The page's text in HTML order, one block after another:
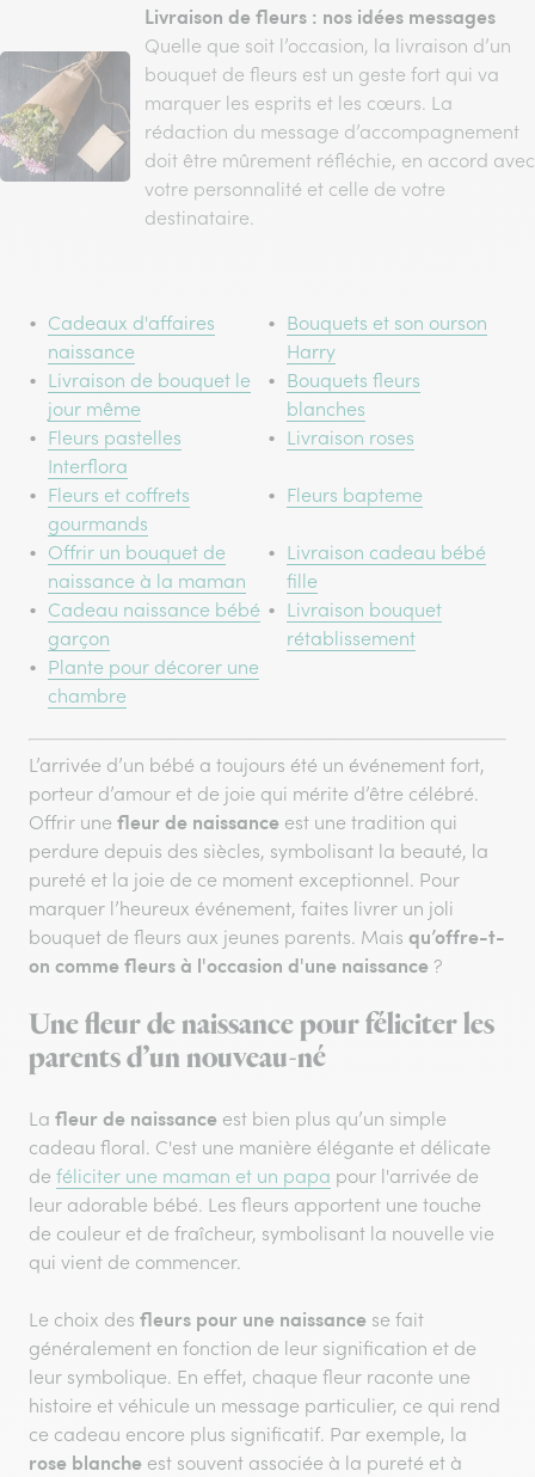
Livraison de fleurs : nos idées messages
Quelle que soit l’occasion, la livraison d’un
bouquet de fleurs est un geste fort qui va
marquer les esprits et les cœurs. La
rédaction du message d’accompagnement
doit être mûrement réfléchie, en accord avec
votre personnalité et celle de votre
destinataire.
Cadeaux d'affaires
naissance
Bouquets et son ourson
Harry
Livraison de bouquet le
jour même
Bouquets fleurs
blanches
Fleurs pastelles
Interflora
Livraison roses
Fleurs et coffrets
gourmands
Fleurs bapteme
Offrir un bouquet de
naissance à la maman
Livraison cadeau bébé
fille
Cadeau naissance bébé
garçon
Livraison bouquet
rétablissement
Plante pour décorer une
chambre
L’arrivée d’un bébé a toujours été un événement fort,
porteur d’amour et de joie qui mérite d’être célébré.
Offrir une fleur de naissance est une tradition qui
perdure depuis des siècles, symbolisant la beauté, la
pureté et la joie de ce moment exceptionnel. Pour
marquer l’heureux événement, faites livrer un joli
bouquet de fleurs aux jeunes parents. Mais qu’offre-t-
on comme fleurs à l'occasion d'une naissance ?
Une fleur de naissance pour féliciter les
parents d’un nouveau-né
La fleur de naissance est bien plus qu’un simple
cadeau floral. C'est une manière élégante et délicate
de féliciter une maman et un papa pour l'arrivée de
leur adorable bébé. Les fleurs apportent une touche
de couleur et de fraîcheur, symbolisant la nouvelle vie
qui vient de commencer.
Le choix des fleurs pour une naissance se fait
généralement en fonction de leur signification et de
leur symbolique. En effet, chaque fleur raconte une
histoire et véhicule un message particulier, ce qui rend
ce cadeau encore plus significatif. Par exemple, la
rose blanche est souvent associée à la pureté et à